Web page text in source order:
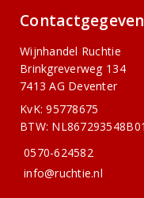
Wijnhandel Ruchtie
Brinkgreverweg 134
7413 AG Deventer
KvK: 95778675
BTW: NL867293548B01
0570-624582
info@ruchtie.nl